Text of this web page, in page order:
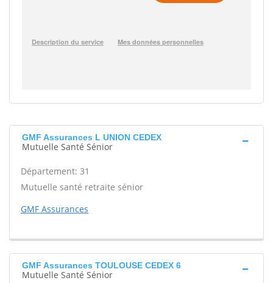
GMF Assurances L UNION CEDEX
Mutuelle Santé Sénior
Département: 31
Mutuelle santé retraite sénior
GMF Assurances
GMF Assurances TOULOUSE CEDEX 6
Mutuelle Santé Sénior